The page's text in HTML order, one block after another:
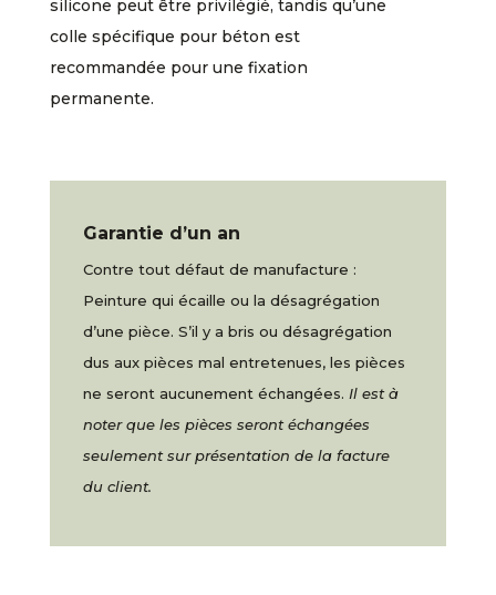
silicone peut être privilégié, tandis qu’une
colle spécifique pour béton est
recommandée pour une fixation
permanente.
Garantie d’un an
Contre tout défaut de manufacture :
Peinture qui écaille ou la désagrégation
d’une pièce. S’il y a bris ou désagrégation
dus aux pièces mal entretenues, les pièces
ne seront aucunement échangées. Il est à
noter que les pièces seront échangées
seulement sur présentation de la facture
du client.